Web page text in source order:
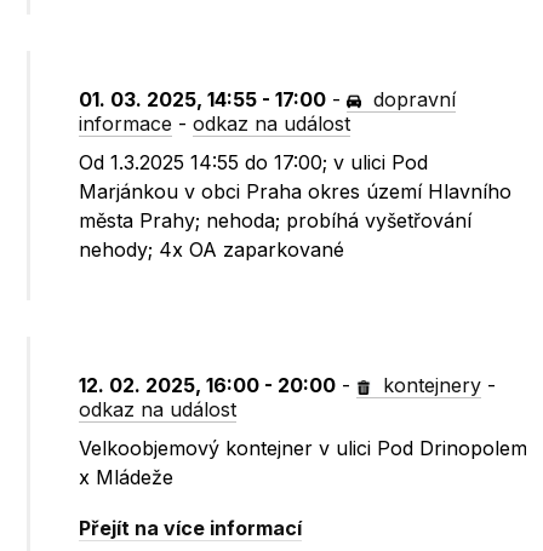
01. 03. 2025, 14:55 - 17:00 -
dopravní
informace -odkaz na událost
Od 1.3.2025 14:55 do 17:00; v ulici Pod
Marjánkou v obci Praha okres území Hlavního
města Prahy; nehoda; probíhá vyšetřování
nehody; 4x OA zaparkované
12. 02. 2025, 16:00 - 20:00 - kontejnery -
odkaz na událost
Velkoobjemový kontejner v ulici Pod Drinopolem
x Mládeže
Přejít na více informací